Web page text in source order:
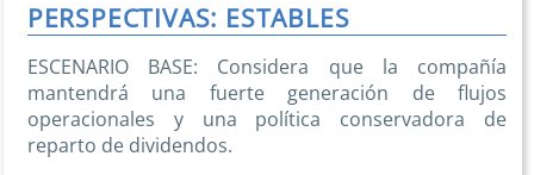
PERSPECTIVAS: ESTABLES
ESCENARIO BASE: Considera que la compañía
mantendrá una fuerte generación de flujos
operacionales y una política conservadora de
reparto de dividendos.